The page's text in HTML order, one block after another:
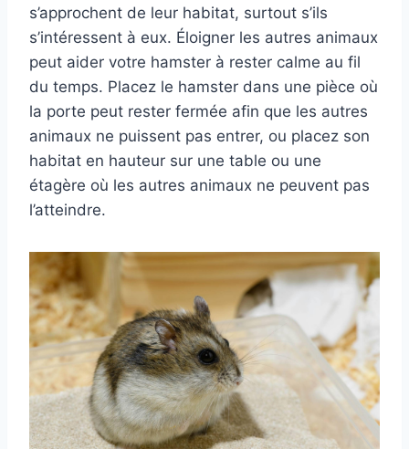
s’approchent de leur habitat, surtout s’ils
s’intéressent à eux. Éloigner les autres animaux
peut aider votre hamster à rester calme au fil
du temps. Placez le hamster dans une pièce où
la porte peut rester fermée afin que les autres
animaux ne puissent pas entrer, ou placez son
habitat en hauteur sur une table ou une
étagère où les autres animaux ne peuvent pas
l’atteindre.